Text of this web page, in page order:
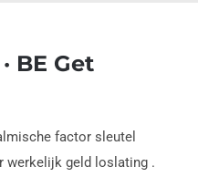
BE Get
factor sleutel
werkelijk geld loslating .